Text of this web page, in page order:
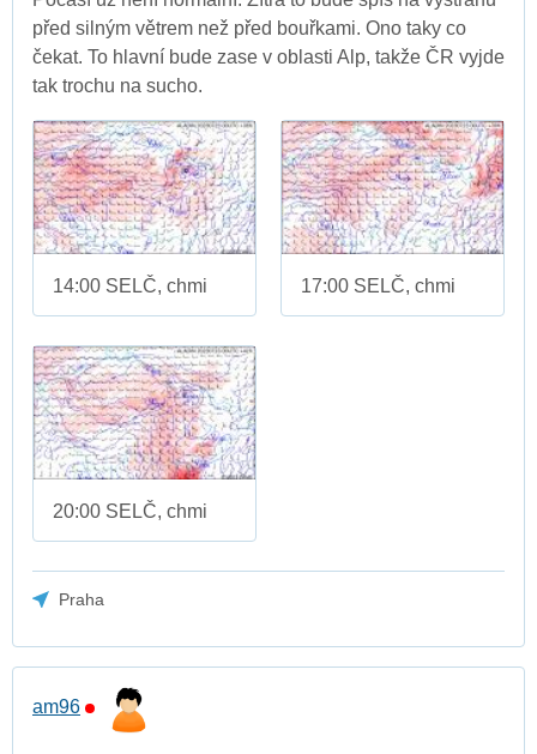
před silným větrem než před bouřkami. Ono taky co
čekat. To hlavní bude zase v oblasti Alp, takže ČR vyjde
tak trochu na sucho.
14:00 SELČ, chmi 17:00 SELČ, chmi
20:00 SELČ, chmi
Praha
am96